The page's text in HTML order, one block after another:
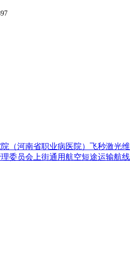
（河南省职业病医院）飞秒激光
委员会上街通用航空短途运输航